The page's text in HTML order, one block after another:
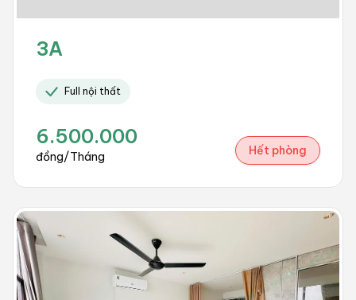
3A
Full nội thất
6.500.000
đồng/Tháng Hết phòng